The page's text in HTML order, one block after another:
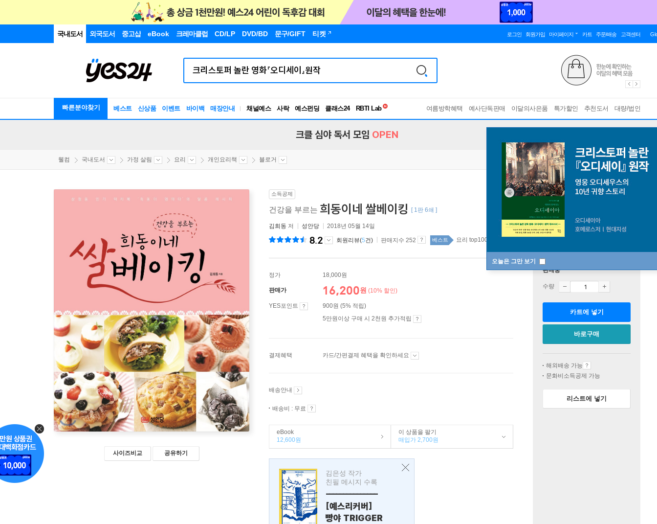
국내도서 외국도서 중고샵 eBook 크레마클럽 CD/LP DVD/BD 문구/GIFT 티켓 로그인 회원가입 마이페이지 카트 주문/배송 고객센터
빠른분야찾기 베스트 신상품 이벤트 바이백 매장안내 채널예스 사락 예스펀딩 클래스24
독서유형검사
여름방학혜택 예사단독판매 이달의사은품 특가할인 추천도서 대량/법인
오늘은 그만 보기
크클 심야 독서 모임 OPEN
웰컴 국내도서 가정 살림 요리 개인요리책 블로거
사이즈비교 공유하기
소득공제
건강을 부르는 희동이네 쌀베이킹 [ 1판 6쇄 ]
김희동 저 성안당 2018년 05월 14일
8.2 회원리뷰(5건) 판매지수 252 베스트 요리 top100 1주
정가 18,000원
판매가 16,200원 (10% 할인)
YES포인트
900원 (5% 적립)
5만원이상 구매 시 2천원 추가적립
결제혜택 카드/간편결제 혜택을 확인하세요
배송안내
배송비 : 무료
eBook
12,600원
이 상품을 팔기
매입가 2,700원
김은성 작가
친필 메시지 수록
---------------
[예스리커버]
빵야 TRIGGER
판매중
수량
카트에 넣기
바로구매
해외배송 가능
문화비소득공제 가능
리스트에 넣기